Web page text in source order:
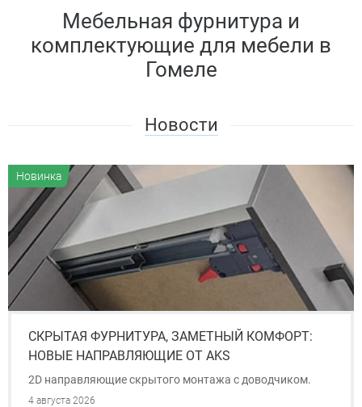
Мебельная фурнитура и
комплектующие для мебели в
Гомеле
Новости
Новинка
СКРЫТАЯ ФУРНИТУРА, ЗАМЕТНЫЙ КОМФОРТ:
НОВЫЕ НАПРАВЛЯЮЩИЕ ОТ AKS
2D направляющие скрытого монтажа с доводчиком.
4 августа 2026